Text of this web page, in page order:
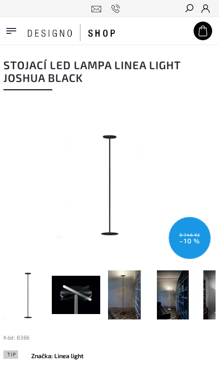
Hledat
STOJACÍ LED LAMPA LINEA LIGHT
JOSHUA BLACK
8 746 Kč
–10 %
Kód: 8366
TIP Značka: Linea light